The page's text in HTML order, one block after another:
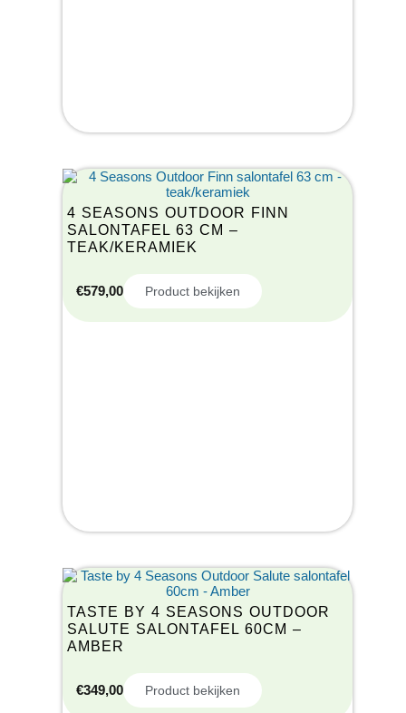
4 SEASONS OUTDOOR FINN
SALONTAFEL 63 CM –
TEAK/KERAMIEK
€579,00 Product bekijken
TASTE BY 4 SEASONS OUTDOOR
SALUTE SALONTAFEL 60CM –
AMBER
€349,00 Product bekijken